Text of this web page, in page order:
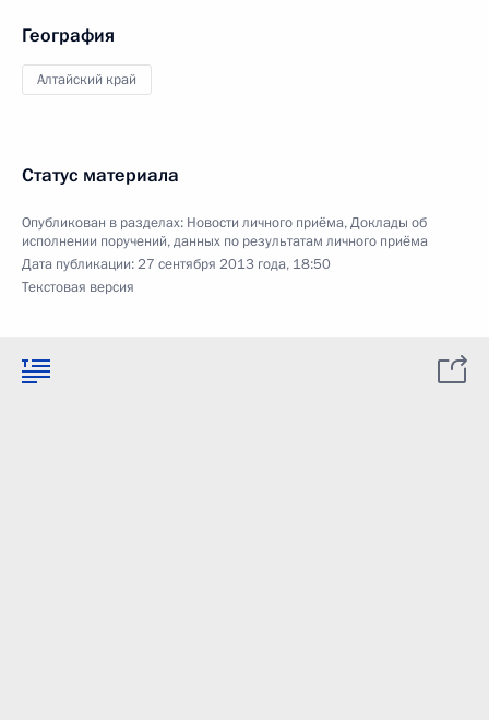
География
Алтайский край
Статус материала
Опубликован в разделах: Новости личного приёма,Доклады об
исполнении поручений, данных по результатам личного приёма
Дата публикации:27 сентября 2013 года, 18:50
Текстовая версия